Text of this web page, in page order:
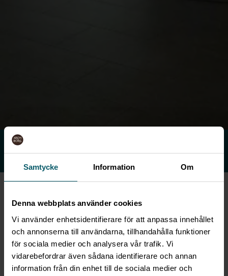
Samtycke Information Om
Denna webbplats använder cookies
Vi använder enhetsidentifierare för att anpassa innehållet
och annonserna till användarna, tillhandahålla funktioner
för sociala medier och analysera vår trafik. Vi
vidarebefordrar även sådana identifierare och annan
information från din enhet till de sociala medier och
Svar inom 1 timme
BAGERI I BÅLSTA
Vårt Bageri & Chokladeri –
hjärtat av Aronsborg
Mitt i Aronsborg hittar du vårt hemtrevliga